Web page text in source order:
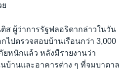
ย
ส ผู้ว่าการรัฐฟลอริดากล่าวในวัน
ไปตรวจสอบบ้านเรือนกว่า 3,000
หนักแล้ว หลังมีรายงานว่า
านและอาคารต่าง ๆ ที่จมบาดาล